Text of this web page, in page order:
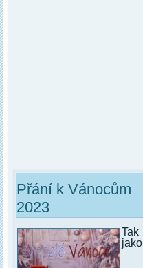
Přání k Vánocům
2023
Tak
jako